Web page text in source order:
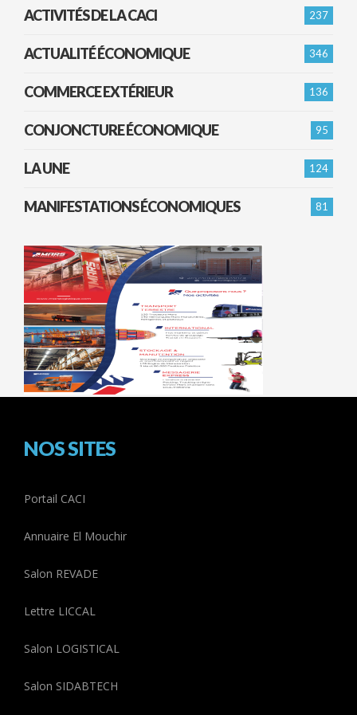
237
ACTIVITÉS DE LA CACI
346
ACTUALITÉ ÉCONOMIQUE
136
COMMERCE EXTÉRIEUR
95
CONJONCTURE ÉCONOMIQUE
124
LA UNE
81
MANIFESTATIONS ÉCONOMIQUES
NOS SITES
Portail CACI
Annuaire El Mouchir
Salon REVADE
Lettre LICCAL
Salon LOGISTICAL
Salon SIDABTECH